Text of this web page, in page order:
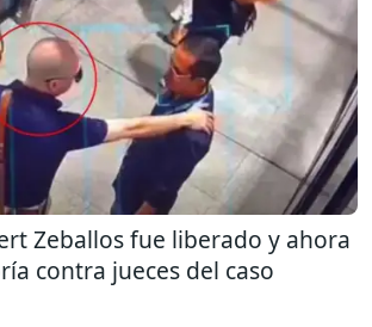
Zeballos fue liberado y ahora
contra jueces del caso